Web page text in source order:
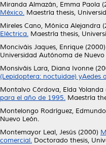
Miranda Almazán, Emma Paola
México. Maestría thesis,
Mireles Cano, Mónica Alejandra
Eléctrica. Maestría thesis,
Monciváis Jaques, Enrique (2000)
Universidad Autónoma de Nuevo
Monsiváis Lara, Diana Ivonne
(Lepidoptera: noctuidae) yAedes
Montalvo Córdova, Elda Yolanda
para el año de 1995. Maestría
Montelongo Rodríguez, Edmundo
Nuevo León.
Montemayor Leal, Jesús (2000)
comercial. Doctorado thesis,